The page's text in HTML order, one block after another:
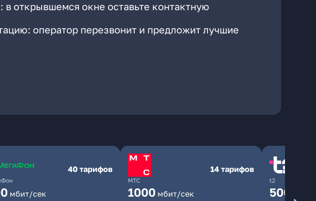
в открывшемся окне оставьте контактную
оператор перезвонит и предложит лучшие
40 тарифов
мбит/сек
МТС
14 тарифов
1000 мбит/сек
t2
500